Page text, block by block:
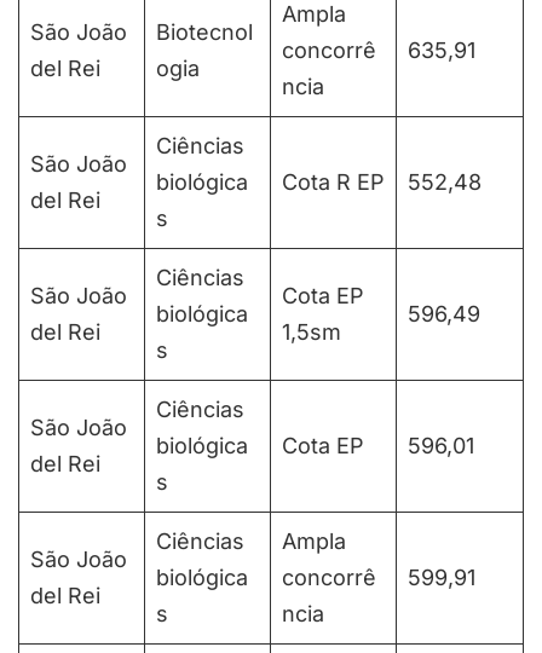
São João
del Rei
Biotecnol
ogia
Ampla
concorrê
ncia
635,91
São João
del Rei
Ciências
biológica
s
Cota R EP 552,48
São João
del Rei
Ciências
biológica
s
Cota EP
1,5sm
596,49
São João
del Rei
Ciências
biológica
s
Cota EP 596,01
São João
del Rei
Ciências
biológica
s
Ampla
concorrê
ncia
599,91